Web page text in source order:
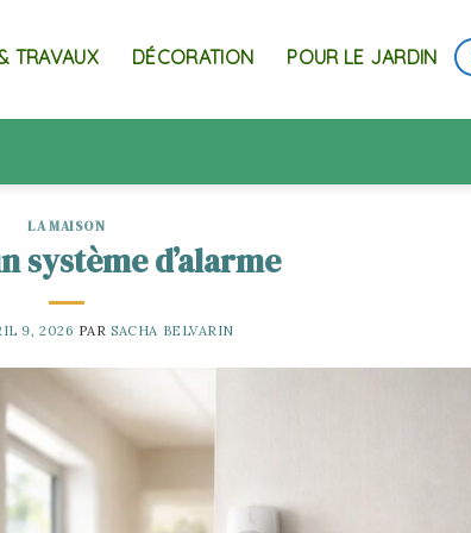
TRAVAUX DÉCORATION POUR LE JARDIN
LA MAISON
système d’alarme
9, 2026 PARSACHA BELVARIN